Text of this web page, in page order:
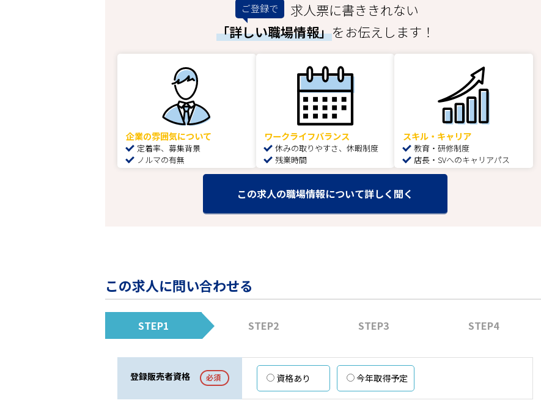
ご登録で
求人票に書ききれない
「詳しい職場情報」をお伝えします！
企業の雰囲気について
定着率、募集背景
ノルマの有無
ワークライフバランス
休みの取りやすさ、休暇制度
残業時間
スキル・キャリア
教育・研修制度
店長・SVへのキャリアパス
この求人の職場情報について詳しく聞く
この求人に問い合わせる
STEP1 STEP2 STEP3 STEP4
登録販売者資格 必須 資格あり 今年取得予定